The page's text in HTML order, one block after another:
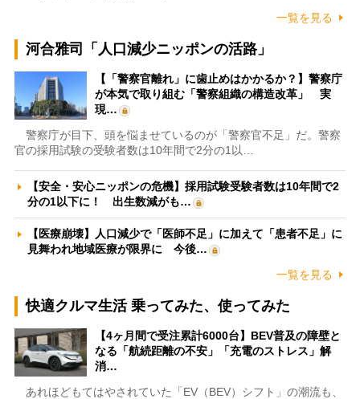
一覧を見る
河合雅司「人口減少ニッポンの活路」
【「警察官離れ」に歯止めはかかるか？】警察庁
が本気で取り組む「警察組織の構造改革」 実
現…
警察庁が目下、頭を悩ませているのが「警察官不足」だ。警察
官の採用試験の受験者数は10年間で2分の1以…
【安全・安心ニッポンの危機】採用試験受験者数は10年間で2
分の1以下に！ 出生数減がも…
【医療崩壊】人口減少で「医師不足」に加えて「患者不足」に
見舞われ地域医療が限界に 今後…
一覧を見る
快適クルマ生活 乗ってみた、使ってみた
【4ヶ月間で受注累計6000台】BEV普及の障壁と
なる「航続距離の不安」「充電のストレス」解
消…
あれほどもてはやされていた「EV（BEV）シフト」の潮流も、